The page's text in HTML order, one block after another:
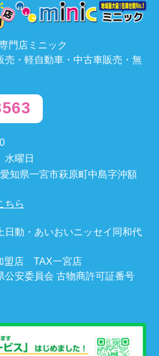
門店ミニック
売・軽自動車・中古車販売・無
水曜日
知県一宮市萩原町中島字沖額
ちら
日動・あいおいニッセイ同和代
盟店 TAX一宮店
公安委員会 古物商許可証番号